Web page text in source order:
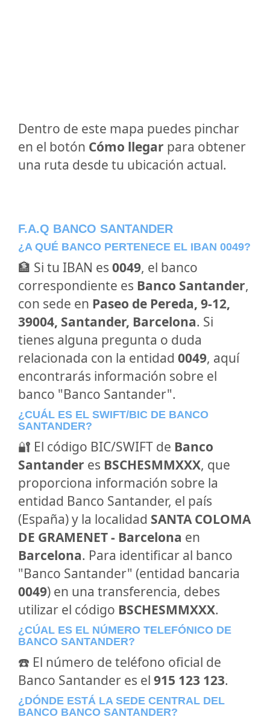
Dentro de este mapa puedes pinchar
en el botón Cómo llegar para obtener
una ruta desde tu ubicación actual.
F.A.Q BANCO SANTANDER
¿A QUÉ BANCO PERTENECE EL IBAN 0049?
🏦 Si tu IBAN es 0049, el banco
correspondiente es Banco Santander,
con sede en Paseo de Pereda, 9-12,
39004, Santander, Barcelona. Si
tienes alguna pregunta o duda
relacionada con la entidad 0049, aquí
encontrarás información sobre el
banco "Banco Santander".
¿CUÁL ES EL SWIFT/BIC DE BANCO
SANTANDER?
🔐 El código BIC/SWIFT de Banco
Santander es BSCHESMMXXX, que
proporciona información sobre la
entidad Banco Santander, el país
(España) y la localidad SANTA COLOMA
DE GRAMENET - Barcelona en
Barcelona. Para identificar al banco
"Banco Santander" (entidad bancaria
0049) en una transferencia, debes
utilizar el código BSCHESMMXXX.
¿CÚAL ES EL NÚMERO TELEFÓNICO DE
BANCO SANTANDER?
☎️ El número de teléfono oficial de
Banco Santander es el 915 123 123.
¿DÓNDE ESTÁ LA SEDE CENTRAL DEL
BANCO BANCO SANTANDER?